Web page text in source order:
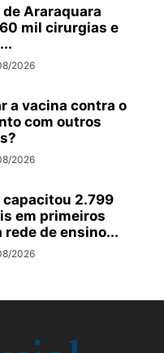
de Araraquara
mil cirurgias e
2026
a vacina contra o
com outros
2026
2.799
em primeiros
rede de ensino...
2026